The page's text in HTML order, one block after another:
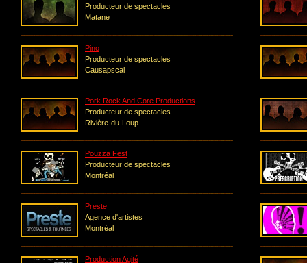
Producteur de spectacles
Matane
Pino
Producteur de spectacles
Causapscal
Pork Rock And Core Productions
Producteur de spectacles
Rivière-du-Loup
Pouzza Fest
Producteur de spectacles
Montréal
Preste
Agence d'artistes
Montréal
Production Agité